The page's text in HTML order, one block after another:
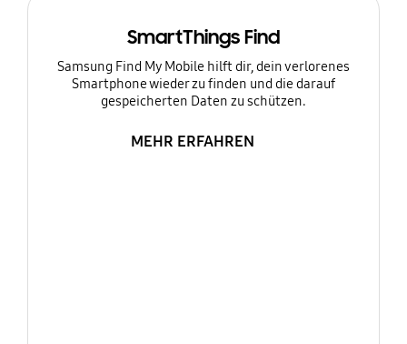
SmartThings Find
Samsung Find My Mobile hilft dir, dein verlorenes
Smartphone wieder zu finden und die darauf
gespeicherten Daten zu schützen.
MEHR ERFAHREN